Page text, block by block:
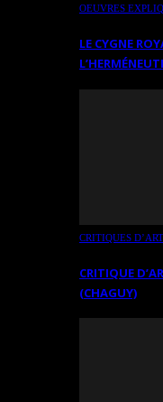
OEUVRES
LE CYGNE
CRITIQUES D’ART
CRITIQUE
(CHAGUY)